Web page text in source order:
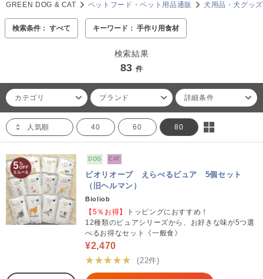
GREEN DOG & CAT ペットフード・ペット用品通販 犬用品・犬グッズ
検索条件： すべて キーワード： 手作り用食材
検索結果
83 件
カテゴリ ブランド 詳細条件
人気順 40 60 80
DOG CAT
ビオリオーブ えらべるピュア 5個セット
（旧ヘルマン）
Bioliob
【5％お得】
トッピングにおすすめ！
12種類のピュアシリーズから、お好きな味が5つ選
べるお得なセット《一般食》
¥2,470
★★★★★
(22件)